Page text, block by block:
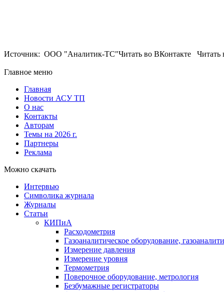
Источник: ООО "Аналитик-ТС"Читать во ВКонтакте Читать
Главное меню
Главная
Новости АСУ ТП
О нас
Контакты
Авторам
Темы на 2026 г.
Партнеры
Реклама
Можно скачать
Интервью
Символика журнала
Журналы
Статьи
КИПиА
Расходометрия
Газоаналитическое оборудование,
Измерение давления
Измерение уровня
Термометрия
Поверочное оборудование, метрология
Безбумажные регистраторы